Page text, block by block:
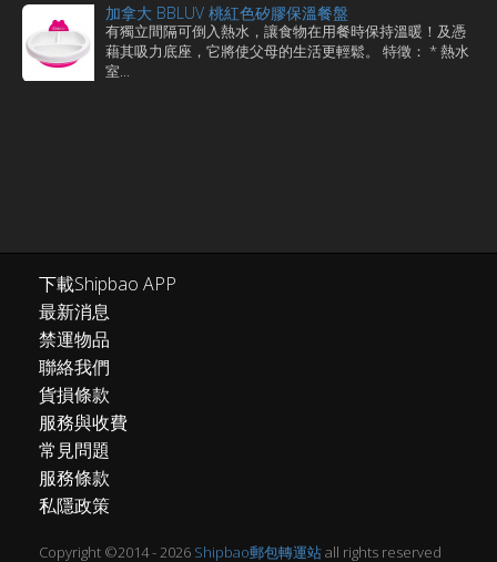
加拿大 BBLUV 桃紅色矽膠保溫餐盤
有獨立間隔可倒入熱水，讓食物在用餐時保持溫暖！及憑
藉其吸力底座，它將使父母的生活更輕鬆。 特徵： * 熱水
室...
下載Shipbao APP
最新消息
禁運物品
聯絡我們
貨損條款
服務與收費
常見問題
服務條款
私隱政策
Copyright ©2014 - 2026 Shipbao郵包轉運站all rights reserved